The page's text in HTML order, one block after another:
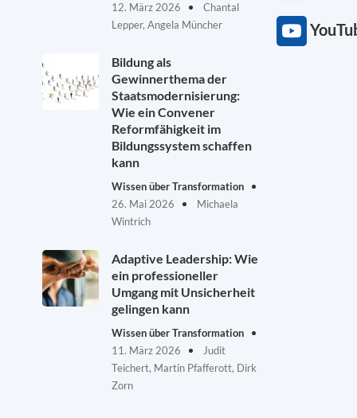
12. März 2026
Chantal
Lepper, Angela Müncher
Bildung als
Gewinnerthema der
Staatsmodernisierung:
Wie ein Convener
Reformfähigkeit im
Bildungssystem schaffen
kann
Wissen über Transformation
26. Mai 2026
Michaela
Wintrich
Adaptive Leadership: Wie
ein professioneller
Umgang mit Unsicherheit
gelingen kann
Wissen über Transformation
11. März 2026
Judit
Teichert, Martin Pfafferott, Dirk
Zorn